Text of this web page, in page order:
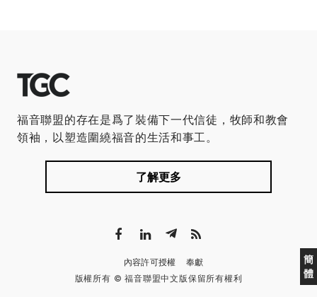
簡
體
福音聯盟的存在是爲了裝備下一代信徒，牧師和教會
領袖，以塑造圍繞福音的生活和事工。
了解更多
內容許可授權
奉獻
版權所有 © 福音聯盟中文版保留所有權利